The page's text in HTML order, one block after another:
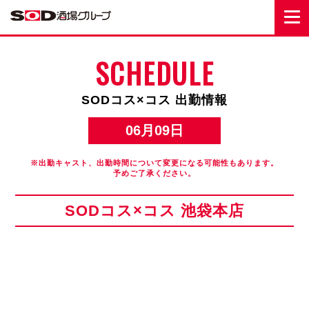
SCHEDULE
SODコス×コス 出勤情報
06月09日
※出勤キャスト、出勤時間について変更になる可能性もあります。
予めご了承ください。
SODコス×コス 池袋本店